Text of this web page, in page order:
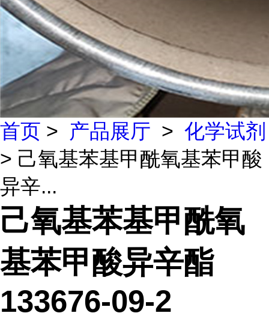
首页 > 产品展厅 > 化学试剂
> 己氧基苯基甲酰氧基苯甲酸
异辛...
己氧基苯基甲酰氧
基苯甲酸异辛酯
133676-09-2